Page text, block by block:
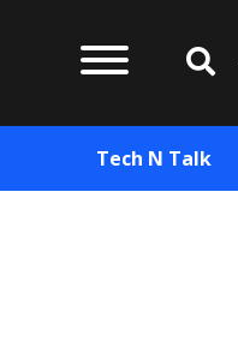
Tech N Talk